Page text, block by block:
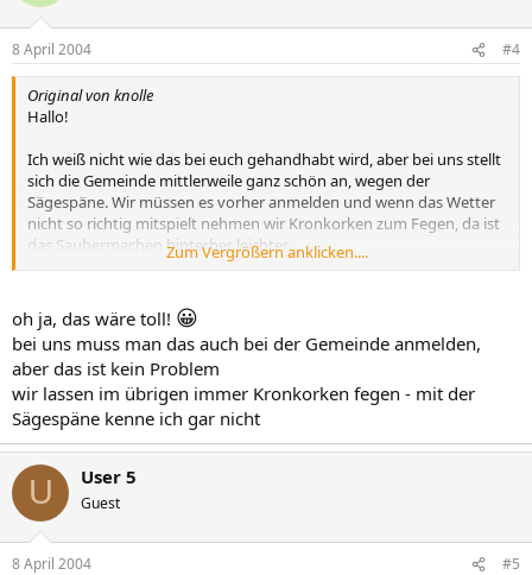
8 April 2004 #4
Original von knolle
Hallo!
Ich weiß nicht wie das bei euch gehandhabt wird, aber bei uns stellt
sich die Gemeinde mittlerweile ganz schön an, wegen der
Sägespäne. Wir müssen es vorher anmelden und wenn das Wetter
nicht so richtig mitspielt nehmen wir Kronkorken zum Fegen, da ist
das Saubermachen hinterher leichter.
ich mal sehen ob ich eine einfache Anleitung dafür finde. Ich melde
mich dann über Ostern nochmal.
Liebe Grüße
Zum Vergrößern anklicken....
oh ja, das wäre toll! 😀
bei uns muss man das auch bei der Gemeinde anmelden,
aber das ist kein Problem
wir lassen im übrigen immer Kronkorken fegen - mit der
Sägespäne kenne ich gar nicht
U User 5
Guest
8 April 2004 #5